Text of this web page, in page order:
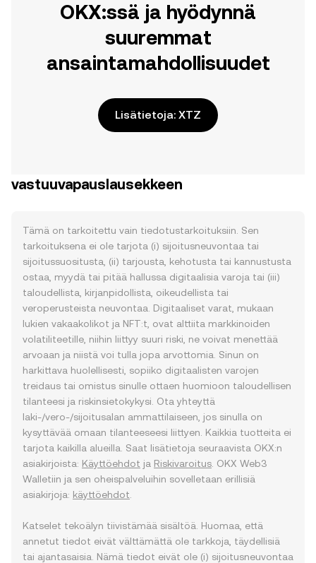
OKX:ssä ja hyödynnä
suuremmat
ansaintamahdollisuudet
Lisätietoja: XTZ
vastuuvapauslausekkeen
Tämä on tarkoitettu vain tiedotustarkoituksiin. Sen
tarkoituksena ei ole tarjota (i) sijoitusneuvontaa tai
sijoitussuositusta, (ii) tarjousta, kehotusta tai kannustusta
ostaa, myydä tai pitää hallussa digitaalisia varoja tai (iii)
taloudellista, kirjanpidollista, oikeudellista tai
veroperusteista neuvontaa. Digitaaliset varat, mukaan
lukien vakaakolikot ja NFT:t, ovat alttiita markkinoiden
volatiliteetille, niihin liittyy suuri riski, ne voivat menettää
arvoaan ja niistä voi tulla jopa arvottomia. Sinun on
harkittava huolellisesti, sopiiko digitaalisten varojen
treidaus tai omistus sinulle ottaen huomioon taloudellisen
tilanteesi ja riskinsietokykysi. Ota yhteyttä
laki-/vero-/sijoitusalan ammattilaiseen, jos sinulla on
kysyttävää omaan tilanteeseesi liittyen. Kaikkia tuotteita ei
tarjota kaikilla alueilla. Saat lisätietoja seuraavista OKX:n
asiakirjoista: Käyttöehdot ja Riskivaroitus . OKX Web3
Walletiin ja sen oheispalveluihin sovelletaan erillisiä
asiakirjoja: käyttöehdot
Katselet tekoälyn tiivistämää sisältöä. Huomaa, että
annetut tiedot eivät välttämättä ole tarkkoja, täydellisiä
tai ajantasaisia. Nämä tiedot eivät ole (i) sijoitusneuvontaa